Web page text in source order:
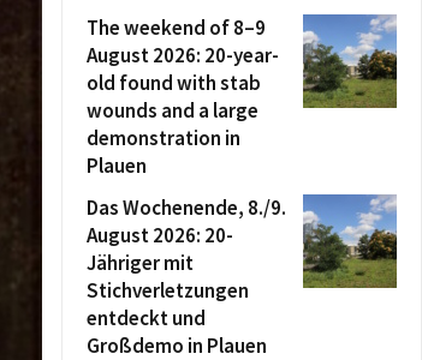
The weekend of 8–9
August 2026: 20-year-
old found with stab
wounds and a large
demonstration in
Plauen
Das Wochenende, 8./9.
August 2026: 20-
Jähriger mit
Stichverletzungen
entdeckt und
Großdemo in Plauen